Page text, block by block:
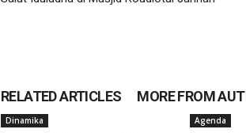
RELATED ARTICLES MORE FROM
Dinamika Agenda